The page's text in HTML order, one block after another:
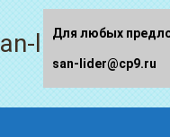
San-lider.ru
Для любых
san-lider@cp9.ru